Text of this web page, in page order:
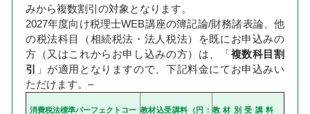
みから複数割引の対象となります。
2027年度向け税理士WEB講座の簿記論/財務諸表論、他
の税法科目（相続税法・法人税法）を既にお申込みの
方（又はこれからお申し込みの方）は、「複数科目割
引
」が適用となりますので、下記料金にてお申込みい
ただけます。–
消費税法標準パーフェクトコー 教材込受講料（円： 教材別受講料